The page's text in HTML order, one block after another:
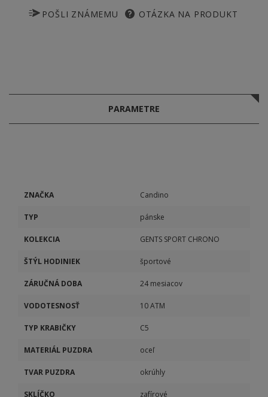
POŠLI ZNÁMEMU OTÁZKA NA PRODUKT
PARAMETRE
ZNAČKA Candino
TYP pánske
KOLEKCIA GENTS SPORT CHRONO
ŠTÝL HODINIEK športové
ZÁRUČNÁ DOBA 24 mesiacov
VODOTESNOSŤ 10 ATM
TYP KRABIČKY C5
MATERIÁL PUZDRA oceľ
TVAR PUZDRA okrúhly
SKLÍČKO zafírové